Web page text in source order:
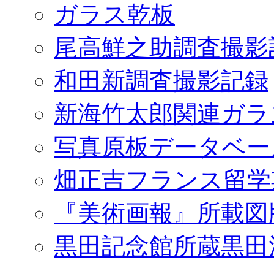
ガラス乾板
尾高鮮之助調査撮
和田新調査撮影記録
新海竹太郎関連ガ
写真原板データベ
畑正吉フランス留
『美術画報』所載
黒田記念館所蔵黒